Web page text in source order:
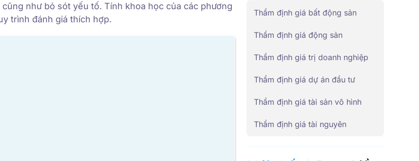
như bỏ sót yếu tố. Tính khoa học của các phương
trình đánh giá thích hợp.
Thẩm định giá bất động sản
Thẩm định giá động sản
Thẩm định giá trị doanh nghiệp
Thẩm định giá dự án đầu tư
Thẩm định giá tài sản vô hình
Thẩm định giá tài nguyên